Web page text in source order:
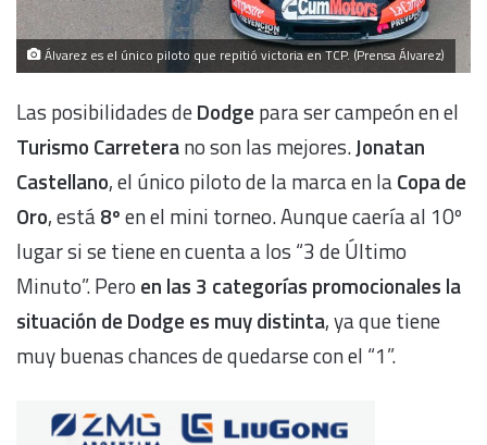
Álvarez es el único piloto que repitió victoria en TCP. (Prensa Álvarez)
Las posibilidades deDodge para ser campeón en el
Turismo Carreterano son las mejores.Jonatan
Castellano, el único piloto de la marca en laCopa de
Oro, está8ºen el mini torneo. Aunque caería al 10º
lugar si se tiene en cuenta a los “3 de Último
Minuto”. Pero en las 3 categorías promocionales la
situación de Dodge es muy distinta, ya que tiene
muy buenas chances de quedarse con el “1”.